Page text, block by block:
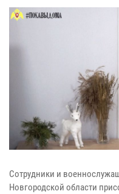
Сотрудники и
Новгородской области